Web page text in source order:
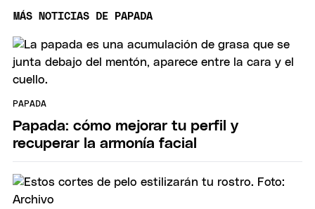
MÁS NOTICIAS DE PAPADA
PAPADA
Papada: cómo mejorar tu perfil y
recuperar la armonía facial